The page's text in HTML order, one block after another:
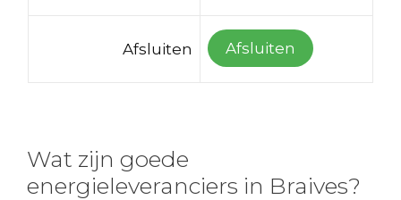
Afsluiten Afsluiten
Wat zijn goede
energieleveranciers in Braives?